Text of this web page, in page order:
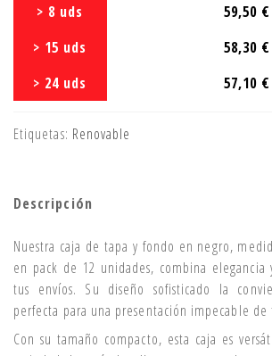
> 8 uds
59,50 €
> 15 uds
58,30 €
> 24 uds
57,10 €
Etiquetas: Renovable
Descripción
Nuestra caja de tapa y fondo en negro,
en pack de 12 unidades, combina elegancia
tus envíos. Su diseño sofisticado la
perfecta para una presentación impecable de
Con su tamaño compacto, esta caja es